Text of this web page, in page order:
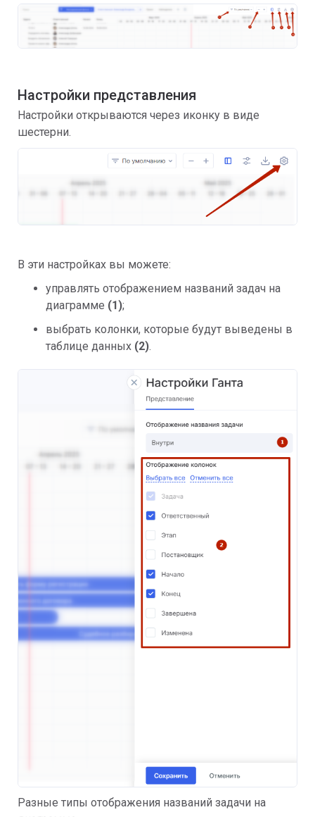
Настройки представления
Настройки открываются через иконку в виде
шестерни.
В эти настройках вы можете:
управлять отображением названий задач на
диаграмме (1);
выбрать колонки, которые будут выведены в
таблице данных (2).
Разные типы отображения названий задачи на